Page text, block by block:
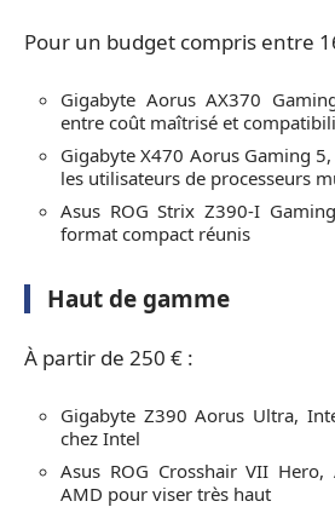
Pour un budget compris entre
Gigabyte Aorus AX370
entre coût maîtrisé et
Gigabyte X470 Aorus Gaming
les utilisateurs de processeurs
Asus ROG Strix Z390-I
format compact réunis
Haut de gamme
À partir de 250 € :
Gigabyte Z390 Aorus Ultra,
chez Intel
Asus ROG Crosshair VII
AMD pour viser très haut